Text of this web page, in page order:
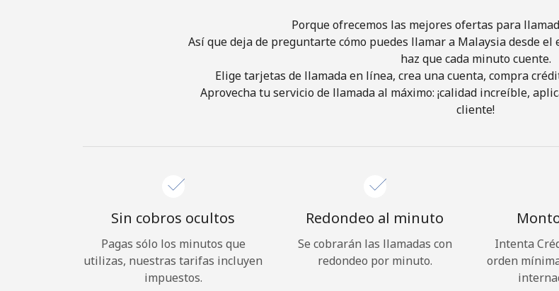
¡Hola!
Inicia sesión oREGÍSTRATE →
¿Olvidaste tu
Porque ofrecemos las mejores ofertas para
Así que deja de preguntarte cómo puedes llamar a Malaysia desde
haz que cada minuto cuente.
Elige tarjetas de llamada en línea, crea una cuenta, compra
Aprovecha tu servicio de llamada al máximo: ¡calidad increíble,
cliente!
Sin cobros ocultos
Pagas sólo los minutos que
utilizas, nuestras tarifas incluyen
impuestos.
Redondeo al minuto
Se cobrarán las llamadas con
redondeo por minuto.
Intenta
orden